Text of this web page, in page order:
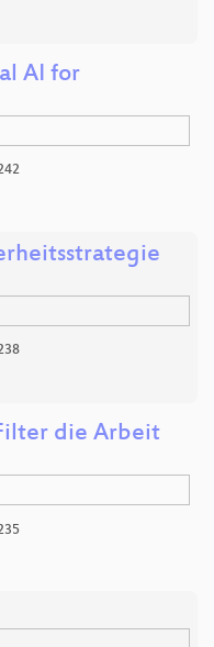
AI for
die Arbeit